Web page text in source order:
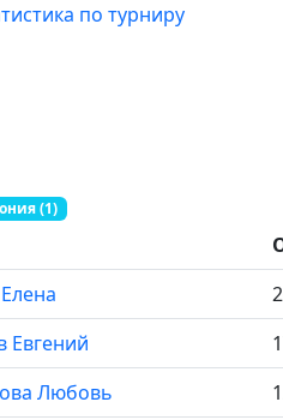
по турниру
(1)
Евгений
Любовь